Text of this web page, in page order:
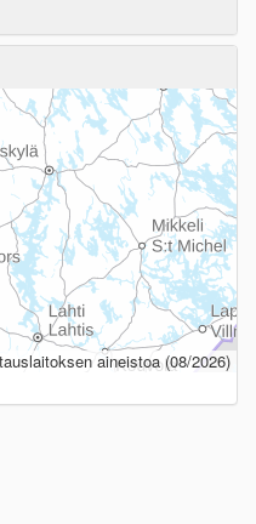
aineistoa (08/2026)